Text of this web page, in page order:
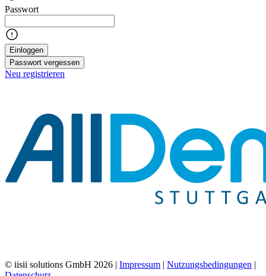
Passwort
Einloggen
Passwort vergessen
Neu registrieren
© iisii solutions GmbH 2026 | Impressum | Nutzungsbedingungen |